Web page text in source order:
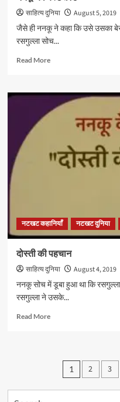
साहित्य दुनिया August 5, 2019
जैसे ही ननकू ने कहा कि उसे उसका
रसगुल्ला सोच...
Read MoreRead
ननकू
बेस्ट
नटखट कहानियाँ नटखट दुनिया
दोस्ती की पहचान
साहित्य दुनिया August 4, 2019
ननकू सोच में डूबा हुआ था कि
रसगुल्ला ने उसके...
Read MoreRead
Posts
1 2 3